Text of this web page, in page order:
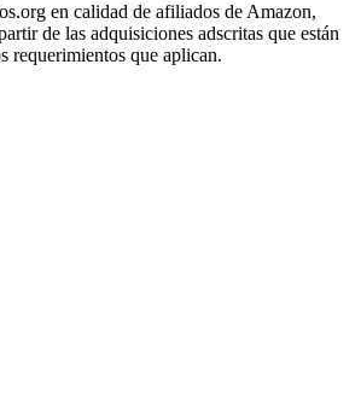
en calidad de afiliados de Amazon,
de las adquisiciones adscritas que están
requerimientos que aplican.